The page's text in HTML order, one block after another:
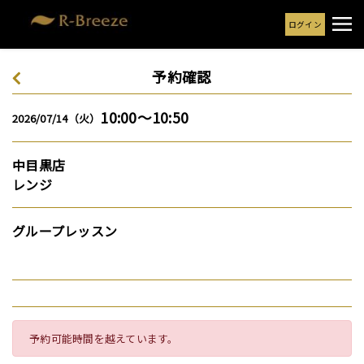
ログイン
予約確認
2026/07/14（火） 10:00～10:50
中目黒店
レンジ
グループレッスン
予約可能時間を越えています。